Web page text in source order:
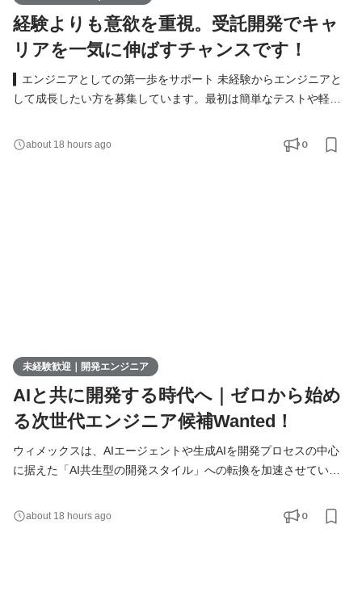
経験よりも意欲を重視。受託開発でキャ
リアを一気に伸ばすチャンスです！
▍エンジニアとしての第一歩をサポート 未経験からエンジニアと
して成長したい方を募集しています。最初は簡単なテストや軽い
身につけられる環境です。 具体的な仕事内容 ● Webアプリや業務
システムのテスト・実装 ● 必要に応じた設計書の作成 ● チームツ
about 18 hours ago 0
未経験歓迎｜開発エンジニア
AIと共に開発する時代へ｜ゼロから始め
る次世代エンジニア候補Wanted！
ウィメックスは、AIエージェントや生成AIを開発プロセスの中心
に据えた「AI共生型の開発スタイル」への転換を加速させていま
極的に募集しています。 AIを相棒に、圧倒的なスピードと品質を
実現し、最先端の技術を使いこなすエンジニアへ成長したい方を
about 18 hours ago 0